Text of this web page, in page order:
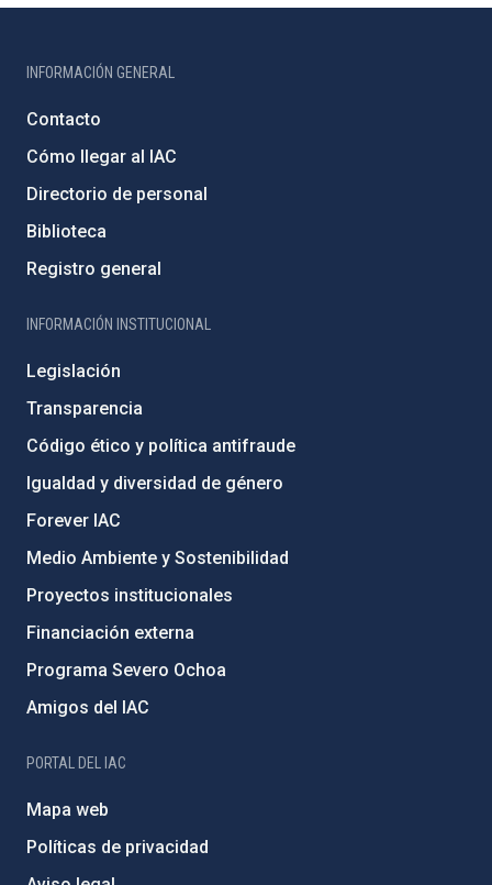
INFORMACIÓN GENERAL
Contacto
Cómo llegar al IAC
Directorio de personal
Biblioteca
Registro general
INFORMACIÓN INSTITUCIONAL
Legislación
Transparencia
Código ético y política antifraude
Igualdad y diversidad de género
Forever IAC
Medio Ambiente y Sostenibilidad
Proyectos institucionales
Financiación externa
Programa Severo Ochoa
Amigos del IAC
PORTAL DEL IAC
Mapa web
Políticas de privacidad